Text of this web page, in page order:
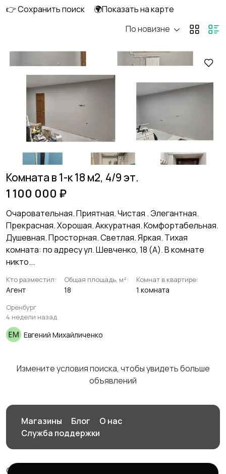
Аренда дома
Аренда квартиры
посуточно
Аренда комнаты
посуточно
Аренда дома
посуточно
Коммерческая
недвижимость
👉 Сохранить поиск
🌍Показать на карте
По новизне
Комната в 1-к 18 м2, 4/9 эт.
1 100 000 ₽
Очаровательная. Приятная. Чистая . Элегантная.
Прекрасная. Хорошая. Аккуратная. Комфортабельная.
Душевная. Просторная. Светлая. Яркая. Тихая
комната: по адресу ул. Шевченко, 18 (А). В комнате
никто...
Кто разместил:
Агент
Общая площадь, м²:
18
Комнат в квартире:
1 комната
Оренбург
4 недели назад
Евгений Михайличенко
Измените условия поиска, чтобы увидеть больше
объявлений
Магазины Блог
О нас
Служба поддержки
© 2026 Птичка